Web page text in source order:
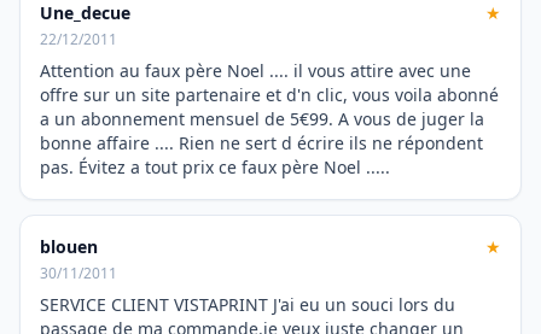
Une_decue ★
22/12/2011
Attention au faux père Noel .... il vous attire avec une
offre sur un site partenaire et d'n clic, vous voila abonné
a un abonnement mensuel de 5€99. A vous de juger la
bonne affaire .... Rien ne sert d écrire ils ne répondent
pas. Évitez a tout prix ce faux père Noel .....
blouen ★
30/11/2011
SERVICE CLIENT VISTAPRINT J'ai eu un souci lors du
passage de ma commande.je veux juste changer un